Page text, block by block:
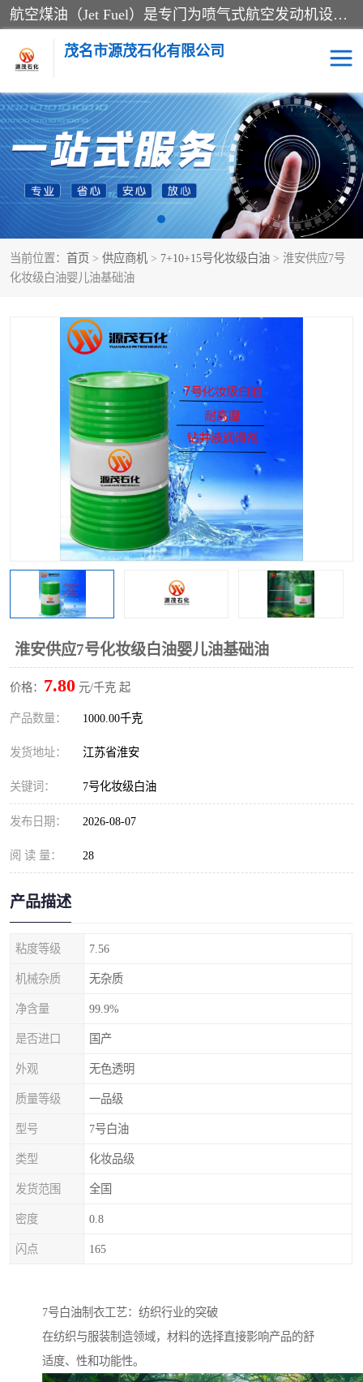
航空煤油（Jet Fuel）是专门为喷气式航空发动机设计的高纯度燃料，主要分为Jet A、Jet A-1和Jet B等类型。其特点是闪点高、低温流动性好，并添加了抗静电剂和抗氧化剂以确保飞行安全。航空煤油需
茂名市源茂石化有限公司
当前位置： 首页 > 供应商机 > 7+10+15号化妆级白油 > 淮安供应7号
化妆级白油婴儿油基础油
淮安供应7号化妆级白油婴儿油基础油
价格： 7.80 元/千克 起
产品数量： 1000.00千克
发货地址： 江苏省淮安
关键词： 7号化妆级白油
发布日期： 2026-08-07
阅 读 量： 28
产品描述
粘度等级 7.56
机械杂质 无杂质
净含量 99.9%
是否进口 国产
外观 无色透明
质量等级 一品级
型号 7号白油
类型 化妆品级
发货范围 全国
密度 0.8
闪点 165
7号白油制衣工艺：纺织行业的突破
在纺织与服装制造领域，材料的选择直接影响产品的舒
适度、性和功能性。
RP3航空煤油 D20+D30溶剂油
D40+D60溶剂油 D80+D100溶剂油
6号+120号溶剂油 260号溶剂油
异构烷烃 天然乳胶
26+32号化妆级白油 46+68号化妆级白油
2731溶剂油